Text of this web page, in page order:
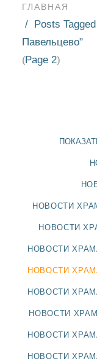
ГЛАВНАЯ
Posts
Павельцево"
(Page 2)
НОВОСТИ
НОВОСТИ
НОВОСТИ
НОВОСТИ
НОВОСТИ
НОВОСТИ
НОВОСТИ
НОВОСТИ